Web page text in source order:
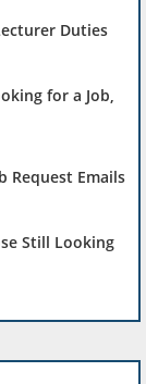
Duties
for a Job,
Request Emails
Still Looking